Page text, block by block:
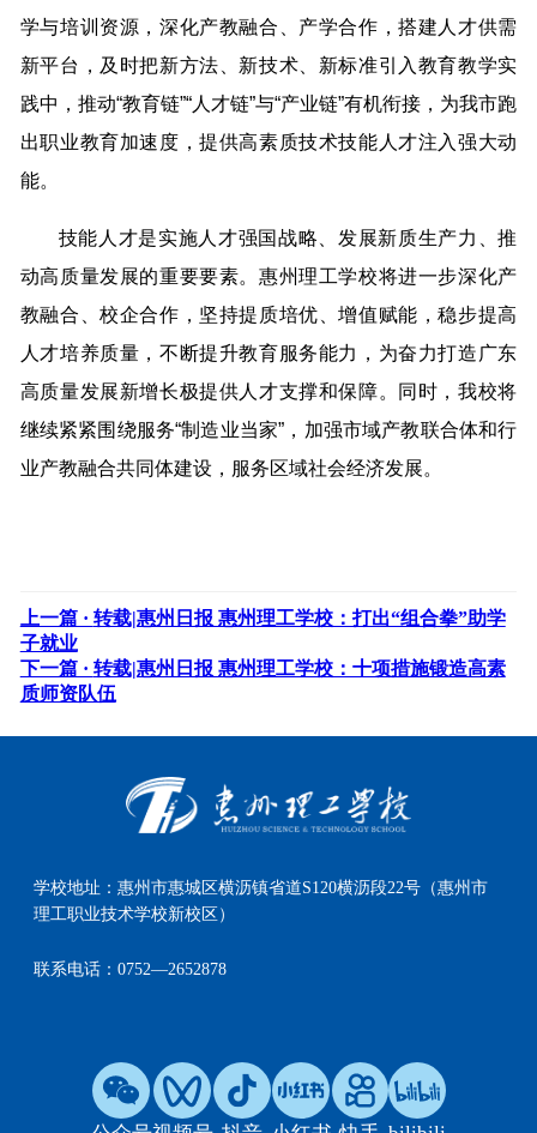
学与培训资源，深化产教融合、产学合作，搭建人才供需
新平台，及时把新方法、新技术、新标准引入教育教学实
践中，推动“教育链”“人才链”与“产业链”有机衔接，为我市跑
出职业教育加速度，提供高素质技术技能人才注入强大动
能。
技能人才是实施人才强国战略、发展新质生产力、推
动高质量发展的重要要素。惠州理工学校将进一步深化产
教融合、校企合作，坚持提质培优、增值赋能，稳步提高
人才培养质量，不断提升教育服务能力，为奋力打造广东
高质量发展新增长极提供人才支撑和保障。同时，我校将
继续紧紧围绕服务“制造业当家”，加强市域产教联合体和行
业产教融合共同体建设，服务区域社会经济发展。
上一篇 · 转载|惠州日报 惠州理工学校：打出“组合拳”助学
子就业
下一篇 · 转载|惠州日报 惠州理工学校：十项措施锻造高素
质师资队伍
学校地址：惠州市惠城区横沥镇省道S120横沥段22号（惠州市
理工职业技术学校新校区）
联系电话：0752—2652878